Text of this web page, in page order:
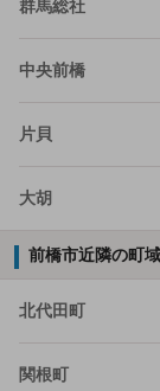
群馬総社
中央前橋
片貝
大胡
前橋市近隣の町
北代田町
関根町